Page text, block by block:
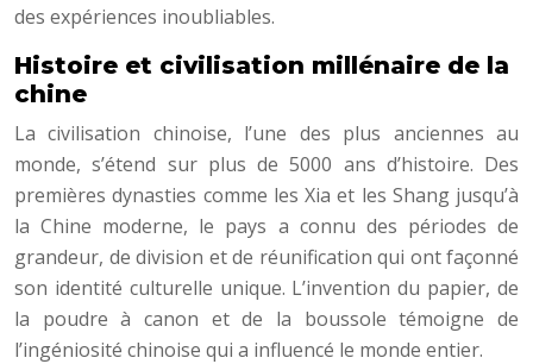
des expériences inoubliables.
Histoire et civilisation millénaire de la
chine
La civilisation chinoise, l’une des plus anciennes au
monde, s’étend sur plus de 5000 ans d’histoire. Des
premières dynasties comme les Xia et les Shang jusqu’à
la Chine moderne, le pays a connu des périodes de
grandeur, de division et de réunification qui ont façonné
son identité culturelle unique. L’invention du papier, de
la poudre à canon et de la boussole témoigne de
l’ingéniosité chinoise qui a influencé le monde entier.